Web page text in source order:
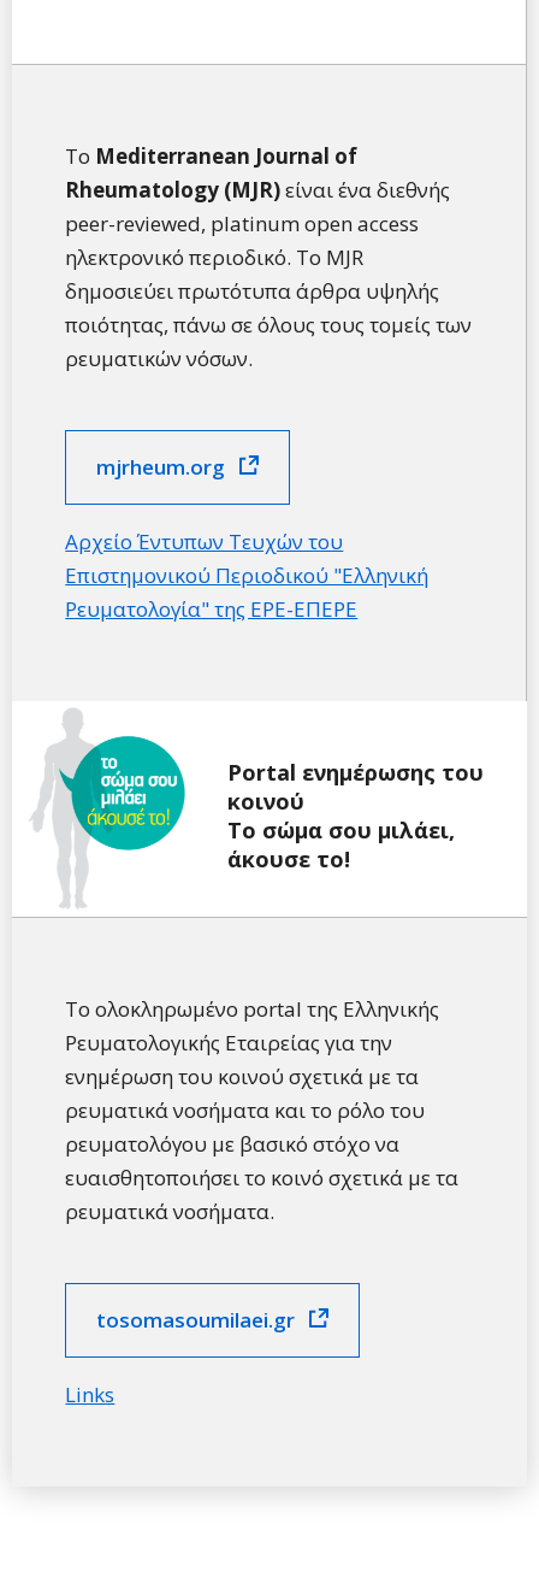
Το Mediterranean Journal of
Rheumatology (MJR)είναι ένα διεθνής
peer-reviewed, platinum open access
ηλεκτρονικό περιοδικό. Το MJR
δημοσιεύει πρωτότυπα άρθρα υψηλής
ποιότητας, πάνω σε όλους τους τομείς των
ρευματικών νόσων.
mjrheum.org
Αρχείο Έντυπων Τευχών του
Επιστημονικού Περιοδικού "Ελληνική
Ρευματολογία" της ΕΡΕ-ΕΠΕΡΕ
Portal ενημέρωσης του
κοινού
Tο σώμα σου μιλάει,
άκουσε το!
Το ολοκληρωμένο portal της Ελληνικής
Ρευματολογικής Εταιρείας για την
ενημέρωση του κοινού σχετικά με τα
ρευματικά νοσήματα και το ρόλο του
ρευματολόγου με βασικό στόχο να
ευαισθητοποιήσει το κοινό σχετικά με τα
ρευματικά νοσήματα.
tosomasoumilaei.gr
Links